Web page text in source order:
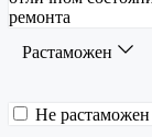
ремонта
Растаможен
Не растаможен